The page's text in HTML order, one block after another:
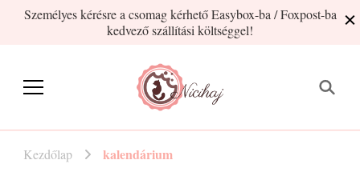
Személyes kérésre a csomag kérhető Easybox-ba / Foxpost-ba
kedvező szállítási költséggel!
Nicihaj
Kezdőlap kalendárium